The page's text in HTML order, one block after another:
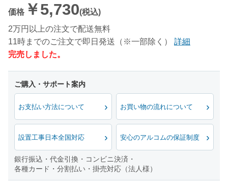
価格 ￥5,730(税込)
2万円以上の注文で配送無料
11時までのご注文で即日発送（※一部除く）
詳細
完売しました。
お支払い方法について お買い物の流れについて
設置工事日本全国対応 安心のアルコムの保証制度
銀行振込・代金引換・コンビニ決済・
各種カード・分割払い・掛売対応（法人様）